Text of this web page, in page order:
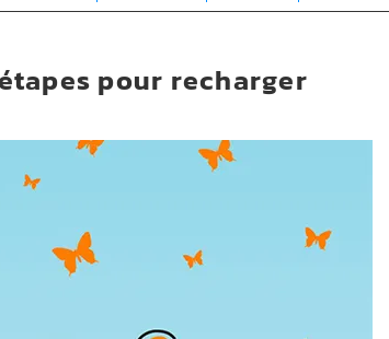
pour recharger